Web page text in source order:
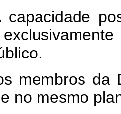
membros da
no mesmo